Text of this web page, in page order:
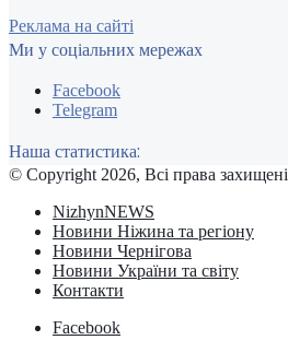
Реклама на сайті
Ми у соціальних мережах
Facebook
Telegram
Наша статистика:
© Copyright 2026, Всі права захищені
NizhynNEWS
Новини Ніжина та регіону
Новини Чернігова
Новини України та світу
Контакти
Facebook